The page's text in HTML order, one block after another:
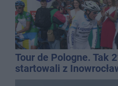
Tour de Pologne. Tak
startowali z